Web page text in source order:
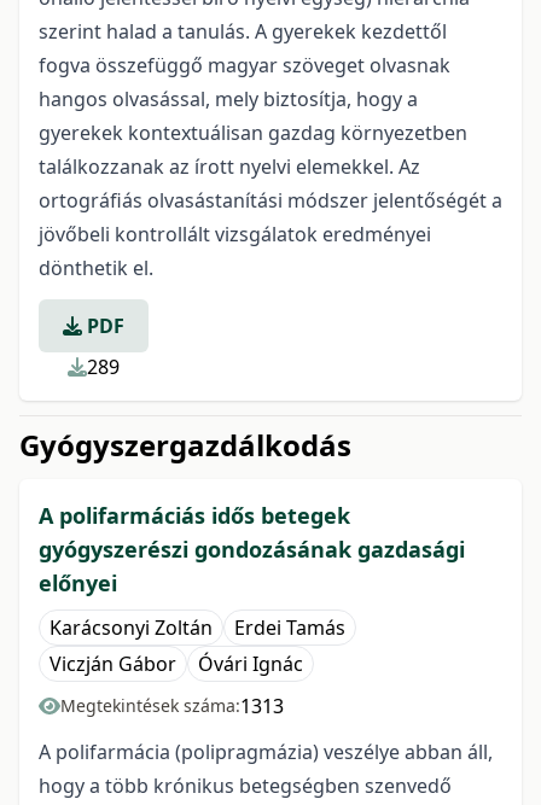
szerint halad a tanulás. A gyerekek kezdettől
fogva összefüggő magyar szöveget olvasnak
hangos olvasással, mely biztosítja, hogy a
gyerekek kontextuálisan gazdag környezetben
találkozzanak az írott nyelvi elemekkel. Az
ortográfiás olvasástanítási módszer jelentőségét a
jövőbeli kontrollált vizsgálatok eredményei
dönthetik el.
PDF
289
Gyógyszergazdálkodás
A polifarmáciás idős betegek
gyógyszerészi gondozásának gazdasági
előnyei
Karácsonyi Zoltán
Erdei Tamás
Viczján Gábor
Óvári Ignác
Megtekintések száma:1313
A polifarmácia (polipragmázia) veszélye abban áll,
hogy a több krónikus betegségben szenvedő